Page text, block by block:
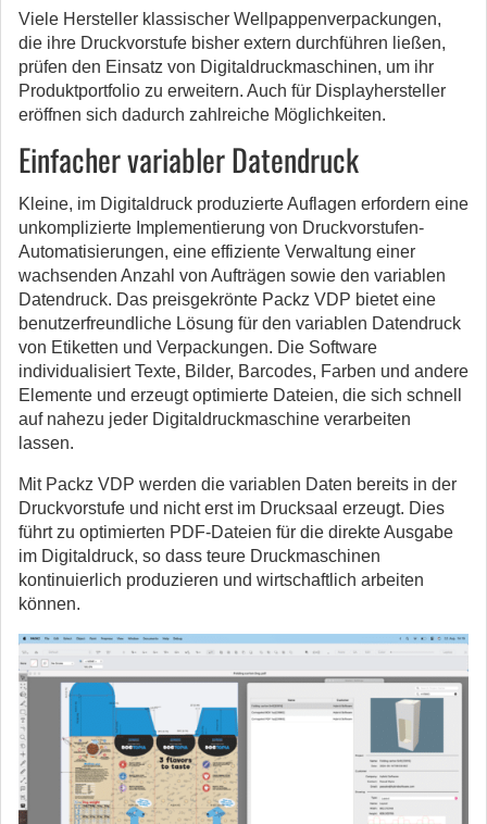
Viele Hersteller klassischer Wellpappenverpackungen,
die ihre Druckvorstufe bisher extern durchführen ließen,
prüfen den Einsatz von Digitaldruckmaschinen, um ihr
Produktportfolio zu erweitern. Auch für Displayhersteller
eröffnen sich dadurch zahlreiche Möglichkeiten.
Einfacher variabler Datendruck
Kleine, im Digitaldruck produzierte Auflagen erfordern eine
unkomplizierte Implementierung von Druckvorstufen-
Automatisierungen, eine effiziente Verwaltung einer
wachsenden Anzahl von Aufträgen sowie den variablen
Datendruck. Das preisgekrönte Packz VDP bietet eine
benutzerfreundliche Lösung für den variablen Datendruck
von Etiketten und Verpackungen. Die Software
individualisiert Texte, Bilder, Barcodes, Farben und andere
Elemente und erzeugt optimierte Dateien, die sich schnell
auf nahezu jeder Digitaldruckmaschine verarbeiten
lassen.
Mit Packz VDP werden die variablen Daten bereits in der
Druckvorstufe und nicht erst im Drucksaal erzeugt. Dies
führt zu optimierten PDF-Dateien für die direkte Ausgabe
im Digitaldruck, so dass teure Druckmaschinen
kontinuierlich produzieren und wirtschaftlich arbeiten
können.